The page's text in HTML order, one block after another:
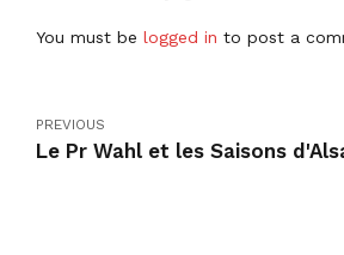
You must be logged in to post a
PREVIOUS
Le Pr Wahl et les Saisons